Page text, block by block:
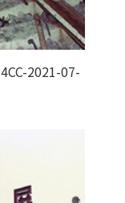
2021-07-